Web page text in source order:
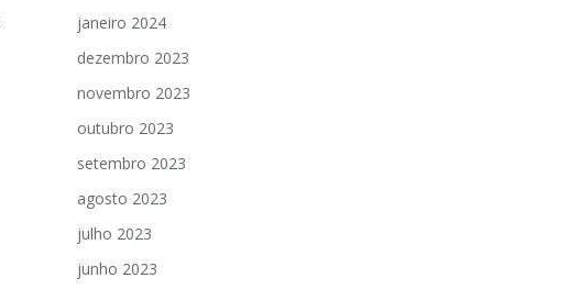
janeiro 2024
dezembro 2023
novembro 2023
outubro 2023
setembro 2023
agosto 2023
julho 2023
junho 2023